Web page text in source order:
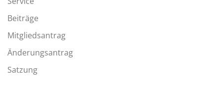
Beiträge
Mitgliedsantrag
Änderungsantrag
Satzung